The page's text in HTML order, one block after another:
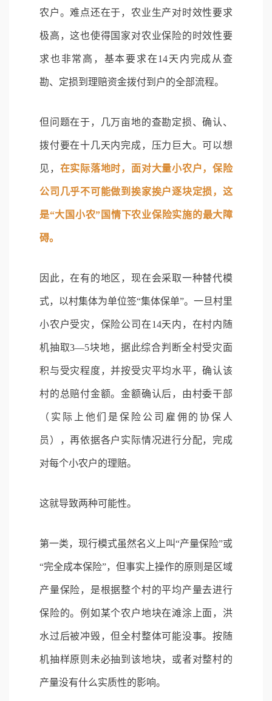
农户。难点还在于，农业生产对时效性要求
极高，这也使得国家对农业保险的时效性要
求也非常高，基本要求在14天内完成从查
勘、定损到理赔资金拨付到户的全部流程。
但问题在于，几万亩地的查勘定损、确认、
拨付要在十几天内完成，压力巨大。可以想
见， 在实际落地时，面对大量小农户，保险
公司几乎不可能做到挨家挨户逐块定损，这
是“大国小农”国情下农业保险实施的最大障
碍。
因此，在有的地区，现在会采取一种替代模
式，以村集体为单位签“集体保单”。一旦村里
小农户受灾，保险公司在14天内，在村内随
机抽取3—5块地，据此综合判断全村受灾面
积与受灾程度，并按受灾平均水平，确认该
村的总赔付金额。金额确认后，由村委干部
（实际上他们是保险公司雇佣的协保人
员），再依据各户实际情况进行分配，完成
对每个小农户的理赔。
这就导致两种可能性。
第一类，现行模式虽然名义上叫“产量保险”或
“完全成本保险”，但事实上操作的原则是区域
产量保险，是根据整个村的平均产量去进行
保险的。例如某个农户地块在滩涂上面，洪
水过后被冲毁，但全村整体可能没事。按随
机抽样原则未必抽到该地块，或者对整村的
产量没有什么实质性的影响。